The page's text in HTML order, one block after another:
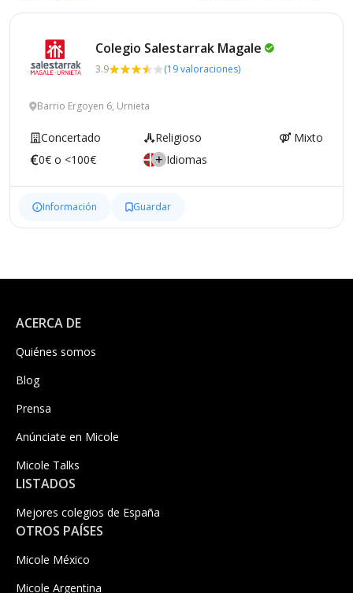
Colegio Salestarrak Magale
3.9 (19 valoraciones)
Barrio Ergoyen 6, Urnieta
Concertado Religioso
Mixto
0€ o <100€
Idiomas
Información Guardar
ACERCA DE
Quiénes somos
Blog
Prensa
Anúnciate en Micole
Micole Talks
LISTADOS
Mejores colegios de España
OTROS PAÍSES
Micole México
Micole Argentina